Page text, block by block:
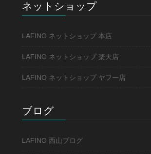
ネットショップ
LAFINO ネットショップ 本店
LAFINO ネットショップ 楽天店
LAFINO ネットショップ ヤフー店
ブログ
LAFINO 西山ブログ